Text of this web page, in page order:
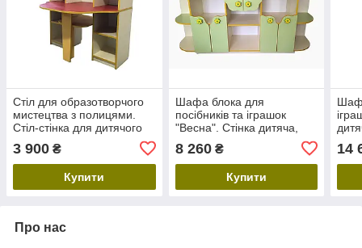
Стіл для образотворчого
мистецтва з полицями.
Стіл-стінка для дитячого
закладів ЛДСП
3 900 ₴
Купити
Шафа блока для
посібників та іграшок
"Весна". Стінка дитяча,
стенд для дитячого садка,
дошкільних установ ЛДСП
8 260₴
Купити
14
Про нас